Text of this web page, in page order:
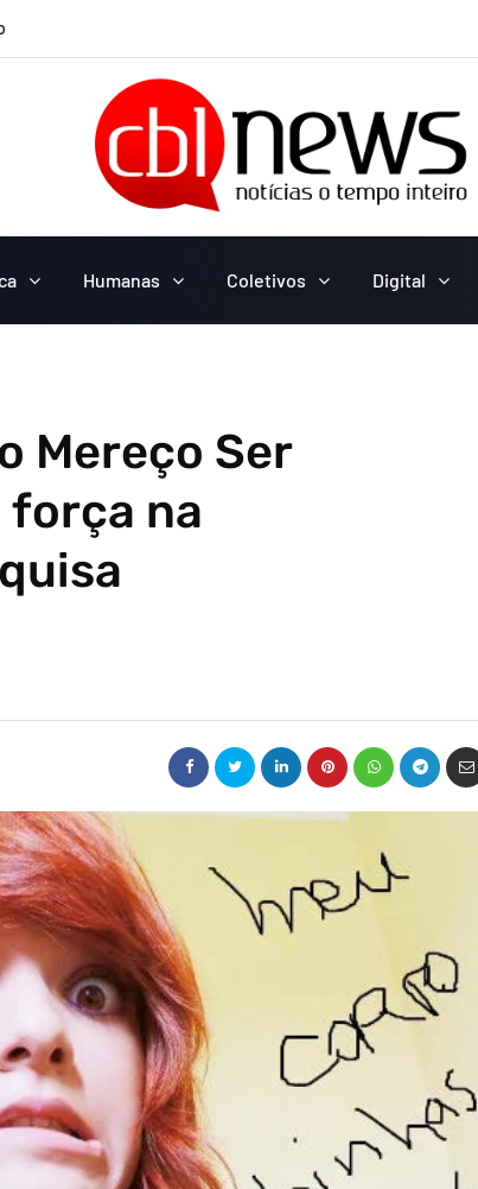
Humanas Coletivos Digital
Mereço Ser
força na